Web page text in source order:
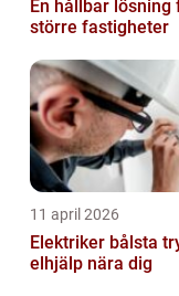
En hållbar lösning
större fastigheter
11 april 2026
Elektriker bålsta trygg
elhjälp nära dig